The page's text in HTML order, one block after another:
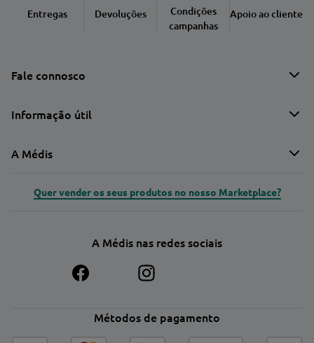
Entregas Devoluções
Condições
campanhas
Apoio ao cliente
Fale connosco
Informação útil
A Médis
Quer vender os seus produtos no nosso Marketplace?
A Médis nas redes sociais
Métodos de pagamento